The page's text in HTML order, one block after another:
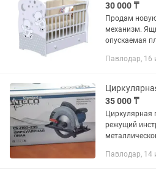
30 000 ₸
Продам
механизм.
опускаемая
Павлодар, 16
35 000 ₸
Циркулярная
режущий
Используется
Павлодар, 14